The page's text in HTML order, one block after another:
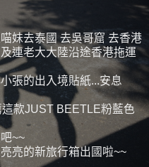
妹去泰國 去吳哥窟 去香港
連老大大陸沿途香港拖運
張的出入境貼紙...安息
款JUST BEETLE粉藍色
~~
亮的新旅行箱出國啦~~